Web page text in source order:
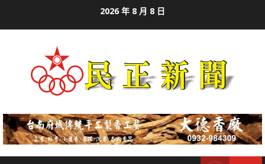
2026 年 8 月 8 日